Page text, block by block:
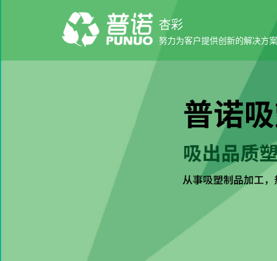
杏彩
努力为客户提供创新的解决方案